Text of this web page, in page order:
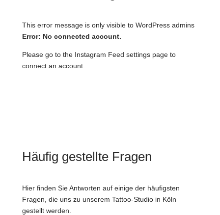
This error message is only visible to WordPress admins
Error: No connected account.
Please go to the Instagram Feed settings page to
connect an account.
Häufig gestellte Fragen
Hier finden Sie Antworten auf einige der häufigsten
Fragen, die uns zu unserem Tattoo-Studio in Köln
gestellt werden.